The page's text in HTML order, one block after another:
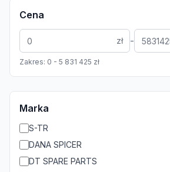
Cena
zł -
Zakres: 0 - 5 831 425 zł
Marka
S-TR
DANA SPICER
DT SPARE PARTS